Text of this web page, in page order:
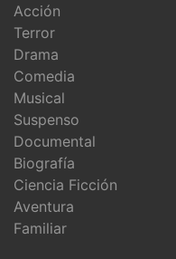
Acción
Terror
Drama
Comedia
Musical
Suspenso
Documental
Biografía
Ciencia Ficción
Aventura
Familiar